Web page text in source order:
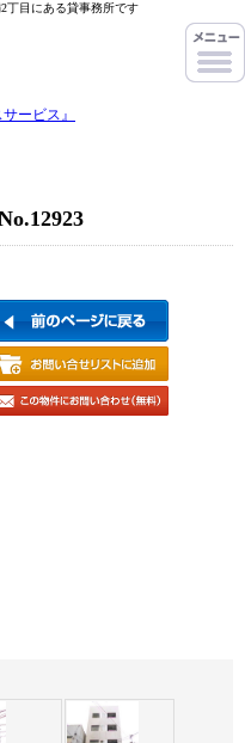
丁目にある貸事務所です
ービス』